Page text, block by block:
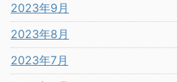
2023年9月
2023年8月
2023年7月